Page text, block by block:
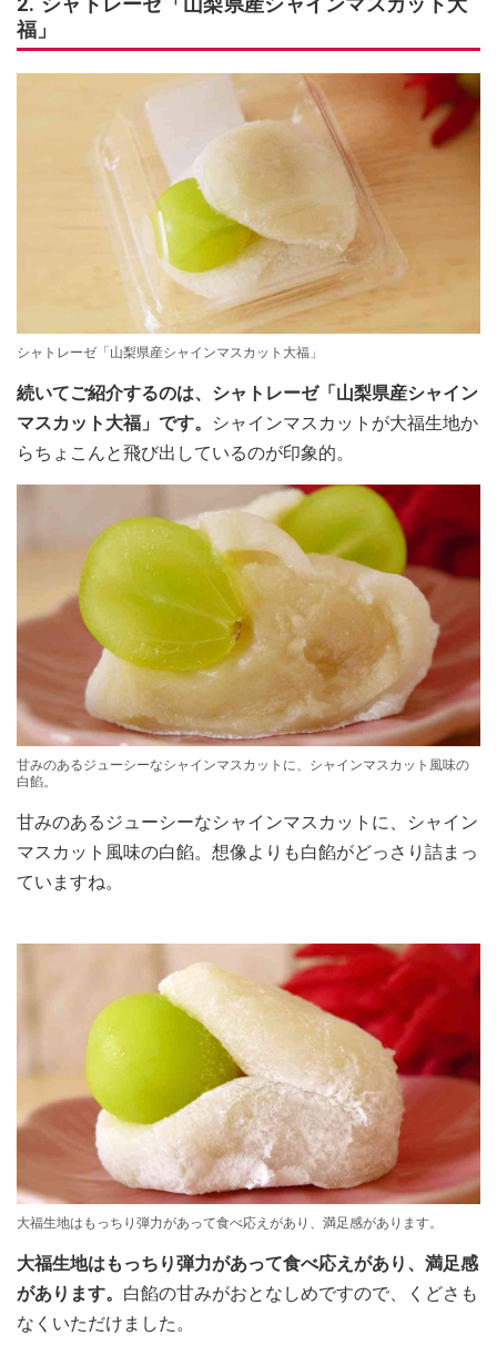
福」
シャトレーゼ「山梨県産シャインマスカット大福」
続いてご紹介するのは、シャトレーゼ「山梨県産シャイン
マスカット大福」です。
シャインマスカットが大福生地か
らちょこんと飛び出しているのが印象的。
甘みのあるジューシーなシャインマスカットに、シャインマスカット風味の
白餡。
甘みのあるジューシーなシャインマスカットに、シャイン
マスカット風味の白餡。想像よりも白餡がどっさり詰まっ
ていますね。
大福生地はもっちり弾力があって食べ応えがあり、満足感があります。
大福生地はもっちり弾力があって食べ応えがあり、満足感
があります。 白餡の甘みがおとなしめですので、くどさも
なくいただけました。